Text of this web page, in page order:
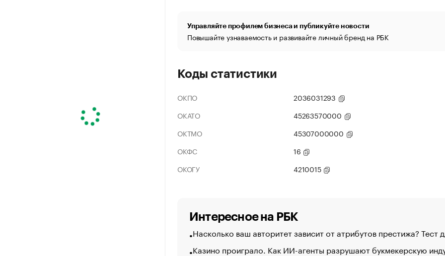
Управляйте профилем бизнеса и публикуйте новости
Повышайте узнаваемость и развивайте личный бренд на РБК
Коды статистики
ОКПО
2036031293
ОКАТО
45263570000
ОКТМО
45307000000
ОКФС
16
ОКОГУ
4210015
Интересное на РБК
Насколько ваш авторитет зависит от атрибутов престижа? Тест
Казино проиграло. Как ИИ-агенты разрушают букмекерскую